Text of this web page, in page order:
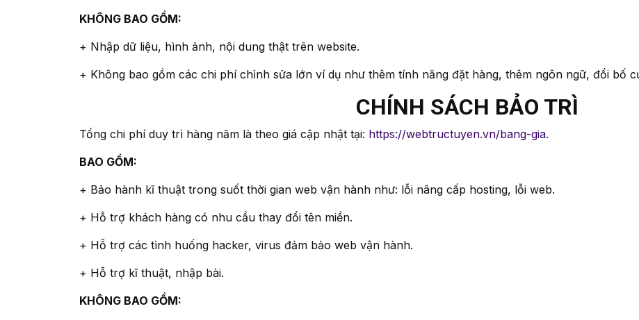
KHÔNG BAO GỒM:
+ Nhập dữ liệu, hình ảnh, nội dung thật trên website.
+ Không bao gồm các chi phí chỉnh sửa lớn ví dụ như thêm tính năng đặt hàng, thêm ngôn ngữ, đổi bố
CHÍNH SÁCH BẢO TRÌ
Tổng chi phí duy trì hàng năm là theo giá cập nhật tại: https://webtructuyen.vn/bang-gia.
BAO GỒM:
+ Bảo hành kĩ thuật trong suốt thời gian web vận hành như: lỗi nâng cấp hosting, lỗi web.
+ Hỗ trợ khách hàng có nhu cầu thay đổi tên miền.
+ Hỗ trợ các tình huống hacker, virus đảm bảo web vận hành.
+ Hỗ trợ kĩ thuật, nhập bài.
KHÔNG BAO GỒM: